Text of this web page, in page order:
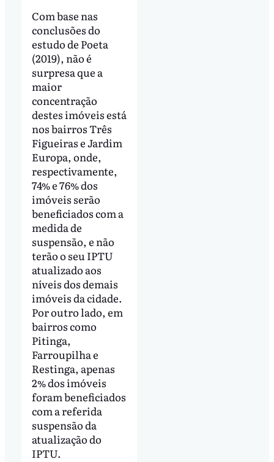
Com base nas
conclusões do
estudo de Poeta
(2019), não é
surpresa que a
maior
concentração
destes imóveis está
nos bairros Três
Figueiras e Jardim
Europa, onde,
respectivamente,
74% e 76% dos
imóveis serão
beneficiados com a
medida de
suspensão, e não
terão o seu IPTU
atualizado aos
níveis dos demais
imóveis da cidade.
Por outro lado, em
bairros como
Pitinga,
Farroupilha e
Restinga, apenas
2% dos imóveis
foram beneficiados
com a referida
suspensão da
atualização do
IPTU.